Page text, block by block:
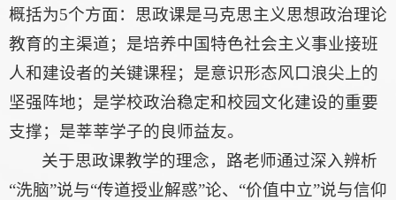
概括为5个方面：思政课是马克思主义思想政治理论
教育的主渠道；是培养中国特色社会主义事业接班
人和建设者的关键课程；是意识形态风口浪尖上的
坚强阵地；是学校政治稳定和校园文化建设的重要
支撑；是莘莘学子的良师益友。
关于思政课教学的理念，路老师通过深入辨析
“洗脑”说与“传道授业解惑”论、“价值中立”说与信仰